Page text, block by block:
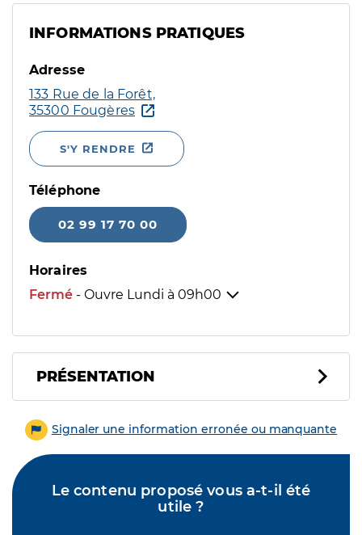
INFORMATIONS PRATIQUES
Adresse
133 Rue de la Forêt,
35300 Fougères
S'Y RENDRE
Téléphone
02 99 17 70 00
Horaires
Fermé - Ouvre Lundi à 09h00
PRÉSENTATION
Signaler une information erronée ou manquante
Le contenu proposé vous a-t-il été
utile ?